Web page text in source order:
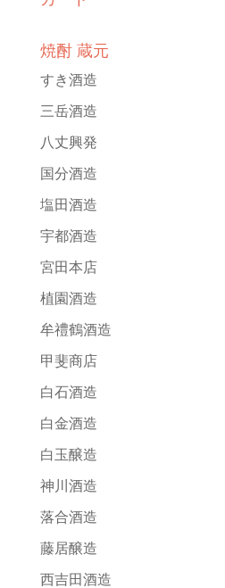
焼酎 蔵元
すき酒造
三岳酒造
八丈興発
国分酒造
塩田酒造
宇都酒造
宮田本店
植園酒造
牟禮鶴酒造
甲斐商店
白石酒造
白金酒造
白玉醸造
神川酒造
落合酒造
藤居醸造
西吉田酒造